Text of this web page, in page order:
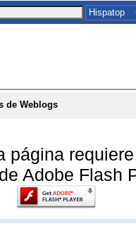
de Weblogs
página
Adobe Flash